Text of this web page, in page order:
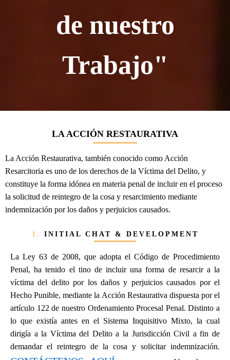
de nuestro
Trabajo"
LA ACCIÓN RESTAURATIVA
La Acción Restaurativa, también conocido como Acción
Resarcitoria es uno de los derechos de la Víctima del Delito, y
constituye la forma idónea en materia penal de incluir en el proceso
la solicitud de reintegro de la cosa y resarcimiento mediante
indemnización por los daños y perjuicios causados.
1. INITIAL CHAT & DEVELOPMENT
La Ley 63 de 2008, que adopta el Código de Procedimiento
Penal, ha tenido el tino de incluir una forma de resarcir a la
víctima del delito por los daños y perjuicios causados por el
Hecho Punible, mediante la Acción Restaurativa dispuesta por el
artículo 122 de nuestro Ordenamiento Procesal Penal. Distinto a
lo que existía antes en el Sistema Inquisitivo Mixto, la cual
dirigía a la Víctima del Delito a la Jurisdicción Civil a fin de
demandar el reintegro de la cosa y solicitar indemnización.